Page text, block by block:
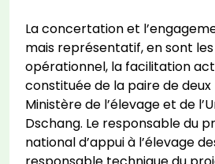
La concertation et
mais représentatif, en sont
opérationnel, la facilitation
constituée de la paire de
Ministère de l’élevage et de
Dschang. Le responsable du
national d’appui à l’élevage